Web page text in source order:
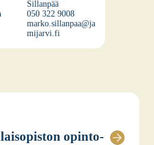
opin­to-
Sil­lan­pää
050 322 9008
marko.sillanpaa@ja
mijarvi.fi